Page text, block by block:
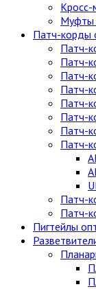
Патч-корды
Патч-
Патч-
Патч-
Патч-
Патч-
Патч-
Патч-
Патч-
Патч-
Патч-
Пигтейлы